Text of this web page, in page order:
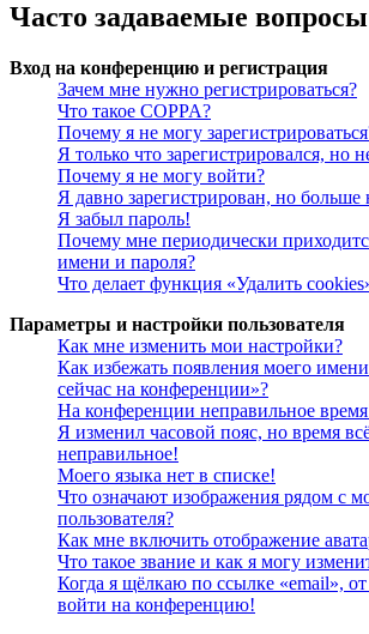
Часто задаваемые вопросы
Вход на конференцию и регистрация
Зачем мне нужно регистрироваться?
Что такое COPPA?
Почему я не могу
Я только что зарегистрировался, но
Почему я не могу войти?
Я давно зарегистрирован, но больше
Я забыл пароль!
Почему мне периодически
имени и пароля?
Что делает функция «Удалить
Параметры и настройки пользователя
Как мне изменить мои настройки?
Как избежать появления моего
сейчас на конференции»?
На конференции неправильное
Я изменил часовой пояс, но время
неправильное!
Моего языка нет в списке!
Что означают изображения рядом с
пользователя?
Как мне включить отображение
Что такое звание и как я могу
Когда я щёлкаю по ссылке «email»,
войти на конференцию!